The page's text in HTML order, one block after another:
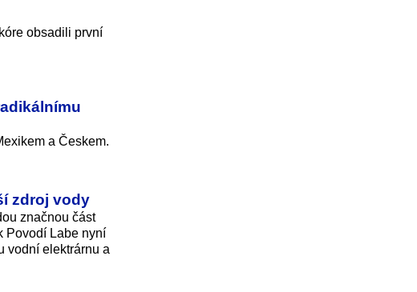
obsadili první
a Českem.
zdroj vody
značnou část
Povodí Labe nyní
vodní elektrárnu a